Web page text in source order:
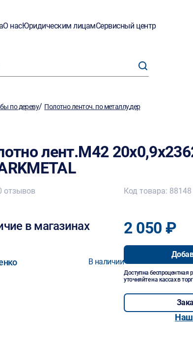
О насЮридическим лицамСервисный центр
по дереву/ Полотно ленточ. по металлу,дер
лент.М42
отзывов
в магазинах
В наличии
Код товара: 88148
2 050 ₽
Доступна беспроцентная
уточняйте на кассах в